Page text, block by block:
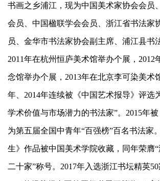
书画之乡浦江，现为中国美术家协会会员
会员、中国楹联学会会员、浙江省书法家
员、金华市书法家协会副主席、浦江县书
2011年在杭州恒庐美术馆举办个展，2012
念馆举办个展，2013年在北京李可染美术
年、2014年连续被《中国艺术报导》评选
学术价值与市场潜力的书法家”。2015年
为第五届全国中青年“百强榜”百名书法家
生》作品被中国美术学院收藏，同年荣膺
二十家”称号。2017年入选浙江书坛精英50